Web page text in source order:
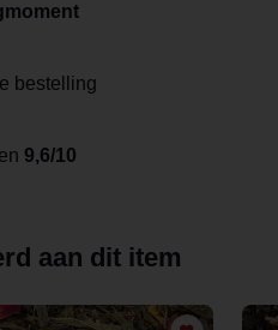
bestelling
9,6/10
aan dit item